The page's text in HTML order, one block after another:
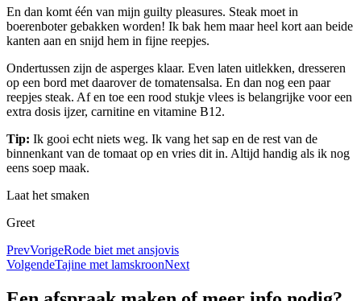
En dan komt één van mijn guilty pleasures. Steak moet in
boerenboter gebakken worden! Ik bak hem maar heel kort aan beide
kanten aan en snijd hem in fijne reepjes.
Ondertussen zijn de asperges klaar. Even laten uitlekken, dresseren
op een bord met daarover de tomatensalsa. En dan nog een paar
reepjes steak. Af en toe een rood stukje vlees is belangrijke voor een
extra dosis ijzer, carnitine en vitamine B12.
Tip: Ik gooi echt niets weg. Ik vang het sap en de rest van de
binnenkant van de tomaat op en vries dit in. Altijd handig als ik nog
eens soep maak.
Laat het smaken
Greet
PrevVorigeRode biet met ansjovis
VolgendeTajine met lamskroonNext